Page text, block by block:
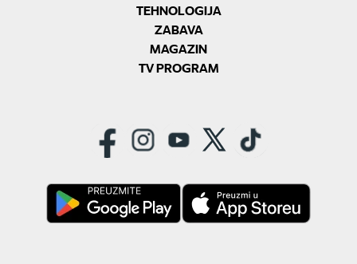
TEHNOLOGIJA
ZABAVA
MAGAZIN
TV PROGRAM